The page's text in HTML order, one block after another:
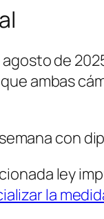
de
ambas
con
ley
la